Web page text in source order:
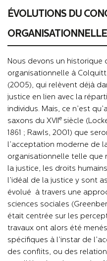
ÉVOLUTIONS DU
ORGANISATIONNELLE
Nous devons un
organisationnelle à
(2005), qui relèvent déjà
justice en lien avec la
individus. Mais, ce n’est
saxons du XVII e siècle
1861 ; Rawls, 2001) que
l’acceptation moderne de
organisationnelle telle que
la justice, les droits
l’idéal de la justice y sont
évolué
à travers une
sciences sociales
était centrée sur les
travaux ont alors été
spécifiques à l’instar de
des conflits, ou des